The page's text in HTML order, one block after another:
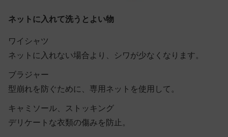
ネットに入れて洗うとよい物
ワイシャツ
ネットに入れない場合より、シワが少なくなります。
ブラジャー
型崩れを防ぐために、専用ネットを使用して。
キャミソール、ストッキング
デリケートな衣類の傷みを防止。